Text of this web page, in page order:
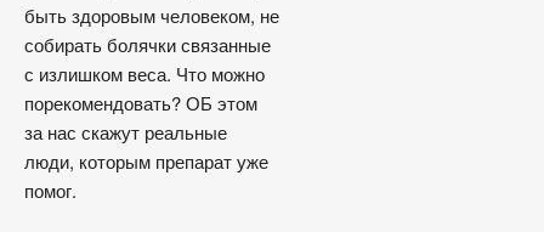
быть здоровым человеком, не
собирать болячки связанные
с излишком веса. Что можно
порекомендовать? ОБ этом
за нас скажут реальные
люди, которым препарат уже
помог.